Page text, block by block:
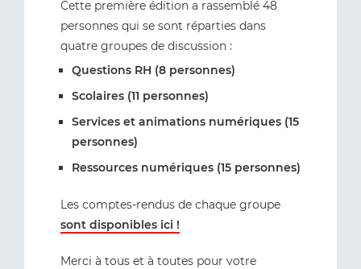
Cette première édition a rassemblé 48
personnes qui se sont réparties dans
quatre groupes de discussion :
Questions RH (8 personnes)
Scolaires (11 personnes)
Services et animations numériques (15
personnes)
Ressources numériques (15 personnes)
Les comptes-rendus de chaque groupe
sont disponibles ici !
Merci à tous et à toutes pour votre